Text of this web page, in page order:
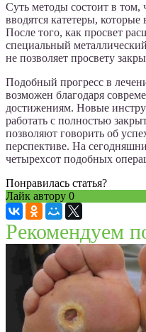
Суть методы состоит в том,
вводятся катетеры, которые
После того, как просвет
специальный
не позволяет просвету
Подобный прогресс в
возможен благодаря
достижениям. Новые
работать с полностью
позволяют говорить об
перспективе. На
четырехсот подобных
Понравилась статья?
Лайк автору 0
Рекомендуем